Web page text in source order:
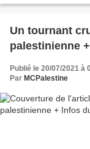
Un tournant
palestinienne
Publié le 20/07/2021 à
Par MCPalestine